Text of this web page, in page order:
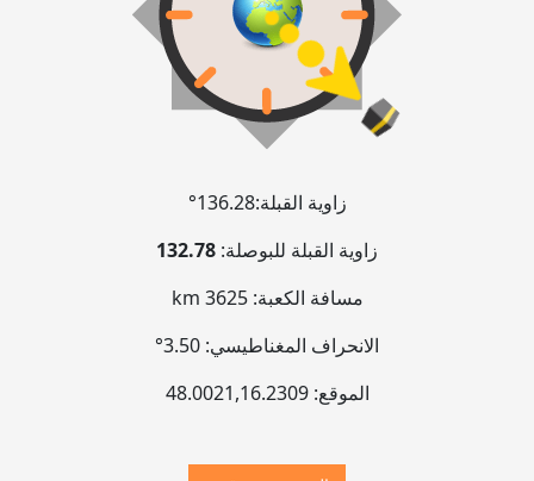
زاوية القبلة:136.28°
زاوية القبلة للبوصلة: 132.78
مسافة الكعبة:3625 km
الانحراف المغناطيسي: 3.50°
الموقع:
48.0021,16.2309